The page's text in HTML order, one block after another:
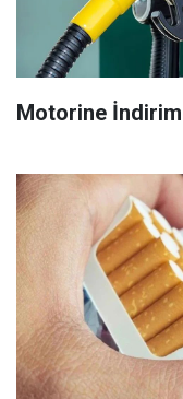
Motorine